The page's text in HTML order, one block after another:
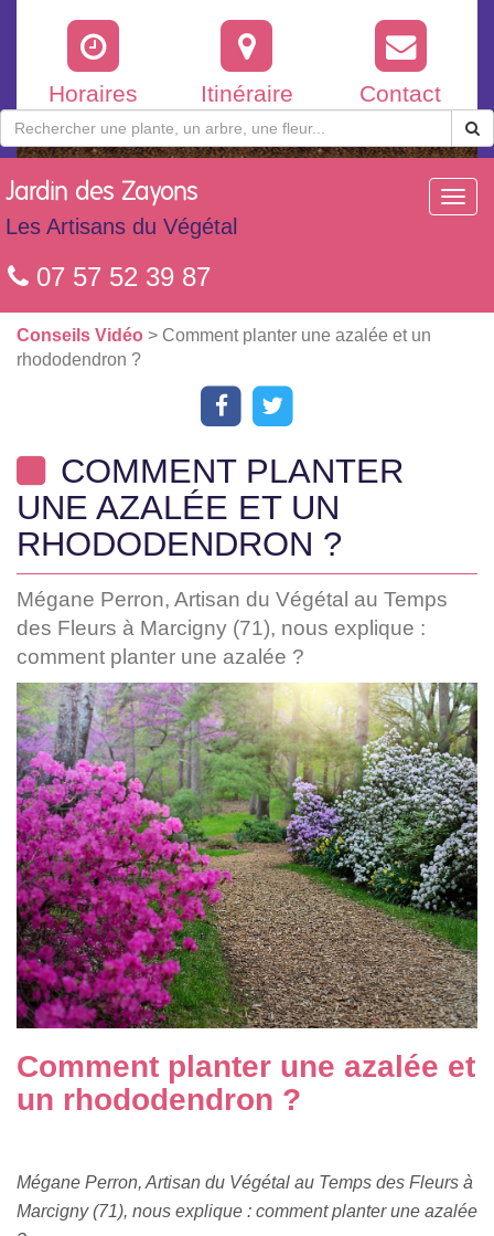
Horaires Itinéraire Contact
Jardin des Zayons
Les Artisans du Végétal
07 57 52 39 87
Conseils Vidéo > Comment planter une azalée et un
rhododendron ?
COMMENT PLANTER
UNE AZALÉE ET UN
RHODODENDRON ?
Mégane Perron, Artisan du Végétal au Temps
des Fleurs à Marcigny (71), nous explique :
comment planter une azalée ?
Comment planter une azalée et
un rhododendron ?
Mégane Perron, Artisan du Végétal au Temps des Fleurs à
Marcigny (71), nous explique : comment planter une azalée